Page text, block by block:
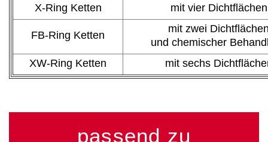
X-Ring Ketten
mit vier Dichtflächen
FB-Ring Ketten
mit zwei
und chemischer
XW-Ring Ketten
mit sechs
passend zu